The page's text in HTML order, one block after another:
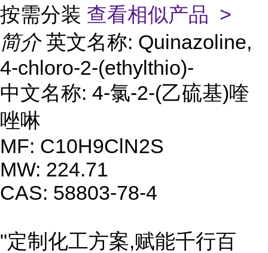
按需分装 查看相似产品 >
简介 英文名称: Quinazoline,
4-chloro-2-(ethylthio)-
中文名称: 4-氯-2-(乙硫基)喹
唑啉
MF: C10H9ClN2S
MW: 224.71
CAS: 58803-78-4
"定制化工方案,赋能千行百